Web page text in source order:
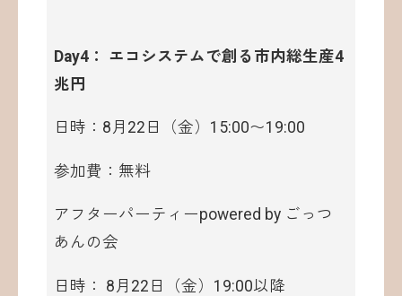
Day4： エコシステムで創る市内総生産4
兆円
日時：8月22日（金）15:00〜19:00
参加費：無料
アフターパーティーpowered by ごっつ
あんの会
日時： 8月22日（金）19:00以降